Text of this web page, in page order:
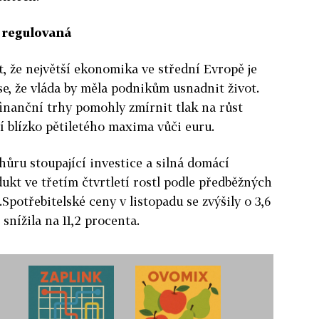
že největší ekonomika ve střední Evropě je
že vláda by měla podnikům usnadnit život.
trhy pomohly zmírnit tlak na růst
blízko pětiletého maxima vůči euru.
stoupající investice a silná domácí
ve třetím čtvrtletí rostl podle předběžných
ceny v listopadu se zvýšily o 3,6
na 11,2 procenta.